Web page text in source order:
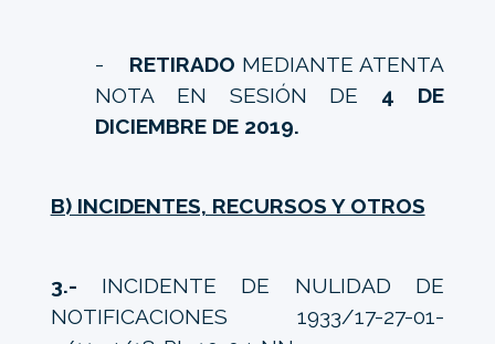
- RETIRADO MEDIANTE ATENTA
NOTA EN SESIÓN DE 4 DE
DICIEMBRE DE 2019.
B) INCIDENTES, RECURSOS Y OTROS
3.- INCIDENTE DE NULIDAD DE
NOTIFICACIONES 1933/17-27-01-